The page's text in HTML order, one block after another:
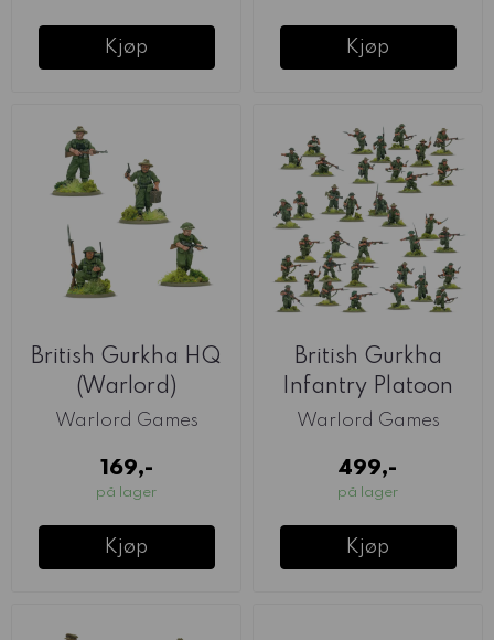
Kjøp Kjøp
British Gurkha HQ
(Warlord)
Warlord Games
169,-
på lager
Kjøp
British Gurkha
Infantry Platoon
(Warlord)
Warlord Games
499,-
på lager
Kjøp